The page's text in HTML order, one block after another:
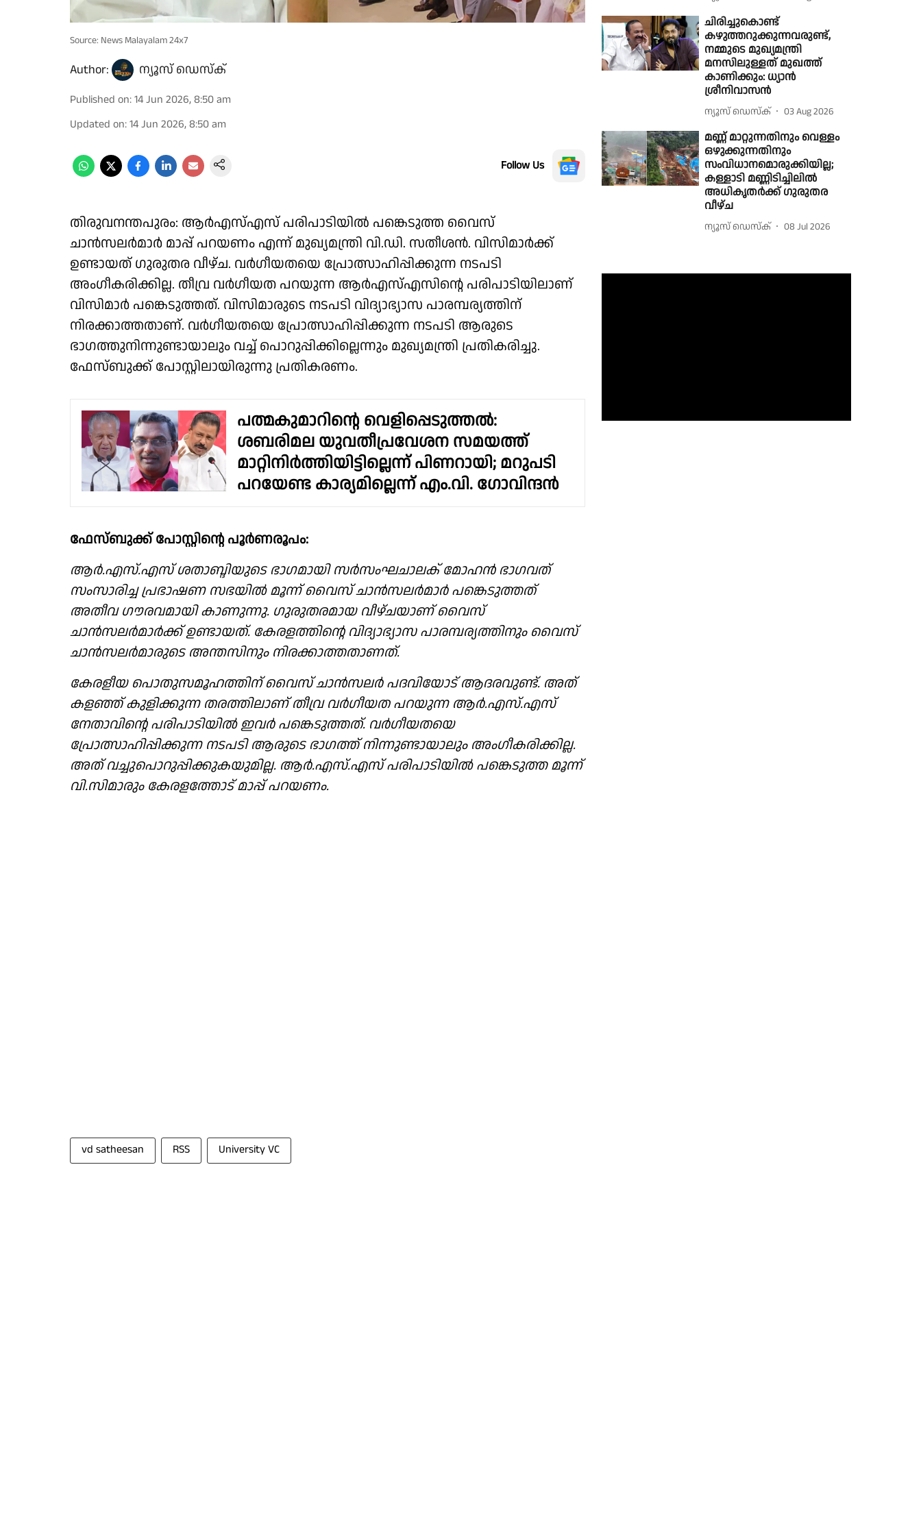
Source: News Malayalam 24x7
Author: ന്യൂസ് ഡെസ്ക്
Published on:14 Jun 2026, 8:50 am
Updated on:14 Jun 2026, 8:50 am
Follow Us
തിരുവനന്തപുരം: ആർഎസ്എസ് പരിപാടിയിൽ പങ്കെടുത്ത വൈസ്
ചാൻസലർമാർ മാപ്പ് പറയണം എന്ന് മുഖ്യമന്ത്രി വി.ഡി. സതീശൻ. വിസിമാർക്ക്
ഉണ്ടായത് ഗുരുതര വീഴ്ച. വർഗീയതയെ പ്രോത്സാഹിപ്പിക്കുന്ന നടപടി
അംഗീകരിക്കില്ല. തീവ്ര വർഗീയത പറയുന്ന ആർഎസ്എസിന്റെ പരിപാടിയിലാണ്
വിസിമാർ പങ്കെടുത്തത്. വിസിമാരുടെ നടപടി വിദ്യാഭ്യാസ പാരമ്പര്യത്തിന്
നിരക്കാത്തതാണ്. വർഗീയതയെ പ്രോത്സാഹിപ്പിക്കുന്ന നടപടി ആരുടെ
ഭാഗത്തുനിന്നുണ്ടായാലും വച്ച് പൊറുപ്പിക്കില്ലെന്നും മുഖ്യമന്ത്രി പ്രതികരിച്ചു.
ഫേസ്ബുക്ക് പോസ്റ്റിലായിരുന്നു പ്രതികരണം.
പത്മകുമാറിൻ്റെ വെളിപ്പെടുത്തൽ:
ശബരിമല യുവതീപ്രവേശന സമയത്ത്
മാറ്റിനിർത്തിയിട്ടില്ലെന്ന് പിണറായി; മറുപടി
പറയേണ്ട കാര്യമില്ലെന്ന് എം.വി. ഗോവിന്ദൻ
ഫേസ്ബുക്ക് പോസ്റ്റിൻ്റെ പൂർണരൂപം:
ആർ.എസ്.എസ് ശതാബ്ദിയുടെ ഭാഗമായി സർസംഘചാലക് മോഹൻ ഭാഗവത്
സംസാരിച്ച പ്രഭാഷണ സഭയിൽ മൂന്ന് വൈസ് ചാൻസലർമാർ പങ്കെടുത്തത്
അതീവ ഗൗരവമായി കാണുന്നു. ഗുരുതരമായ വീഴ്ചയാണ് വൈസ്
ചാൻസലർമാർക്ക് ഉണ്ടായത്. കേരളത്തിൻ്റെ വിദ്യാഭ്യാസ പാരമ്പര്യത്തിനും വൈസ്
ചാൻസലർമാരുടെ അന്തസിനും നിരക്കാത്തതാണത്.
കേരളീയ പൊതുസമൂഹത്തിന് വൈസ് ചാൻസലർ പദവിയോട് ആദരവുണ്ട്. അത്
കളഞ്ഞ് കുളിക്കുന്ന തരത്തിലാണ് തീവ്ര വർഗീയത പറയുന്ന ആർ.എസ്.എസ്
നേതാവിൻ്റെ പരിപാടിയിൽ ഇവർ പങ്കെടുത്തത്. വർഗീയതയെ
പ്രോത്സാഹിപ്പിക്കുന്ന നടപടി ആരുടെ ഭാഗത്ത് നിന്നുണ്ടായാലും അംഗീകരിക്കില്ല.
അത് വച്ചുപൊറുപ്പിക്കുകയുമില്ല. ആർ.എസ്.എസ് പരിപാടിയിൽ പങ്കെടുത്ത മൂന്ന്
വി.സിമാരും കേരളത്തോട് മാപ്പ് പറയണം.
vd satheesan RSS University VC
ചിരിച്ചുകൊണ്ട്
കഴുത്തറുക്കുന്നവരുണ്ട്,
നമ്മുടെ മുഖ്യമന്ത്രി
മനസിലുള്ളത് മുഖത്ത്
കാണിക്കും: ധ്യാൻ
ശ്രീനിവാസൻ
ന്യൂസ് ഡെസ്ക് 03 Aug 2026
മണ്ണ് മാറ്റുന്നതിനും വെള്ളം
ഒഴുക്കുന്നതിനും
സംവിധാനമൊരുക്കിയില്ല;
കള്ളാടി മണ്ണിടിച്ചിലിൽ
അധികൃതർക്ക് ഗുരുതര
വീഴ്ച
ന്യൂസ് ഡെസ്ക് 08 Jul 2026